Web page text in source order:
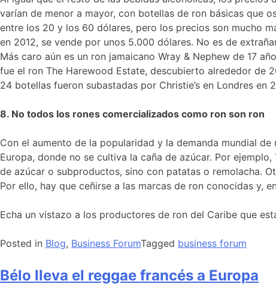
varían de menor a mayor, con botellas de ron básicas que
entre los 20 y los 60 dólares, pero los precios son mucho
en 2012, se vende por unos 5.000 dólares. No es de
Más caro aún es un ron jamaicano Wray & Nephew de 17
fue el ron The Harewood Estate, descubierto alrededor de
24 botellas fueron subastadas por Christie’s en Londres
8. No todos los rones comercializados como ron son ron
Con el aumento de la popularidad y la demanda mundial
Europa, donde no se cultiva la caña de azúcar. Por
de azúcar o subproductos, sino con patatas o remolacha.
Por ello, hay que ceñirse a las marcas de ron conocidas y,
Echa un vistazo a los productores de ron del Caribe que
Posted in Blog, Business ForumTagged business forum
Bélo lleva el reggae francés a Europa